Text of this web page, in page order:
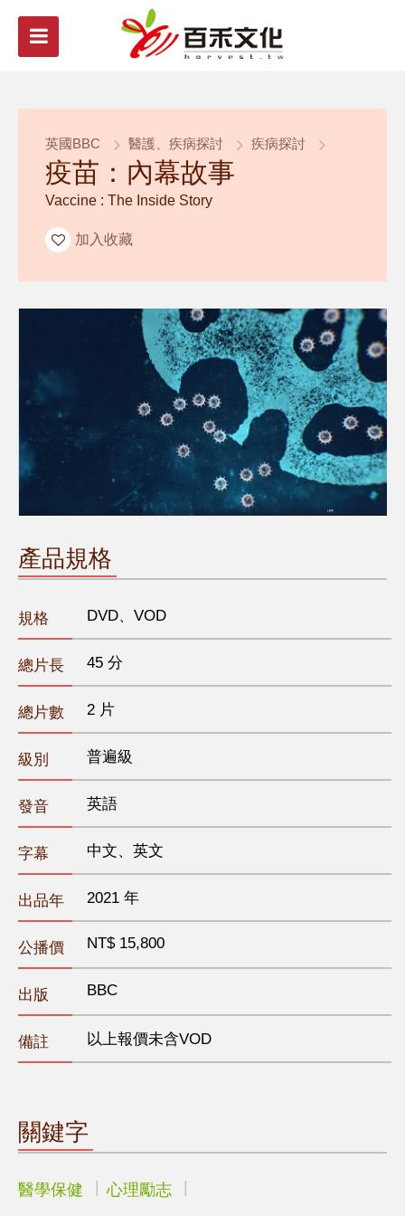
英國BBC 醫護、疾病探討 疾病探討
疫苗：內幕故事
Vaccine : The Inside Story
加入收藏
產品規格
規格 DVD、VOD
總片長 45 分
總片數 2 片
級別 普遍級
發音 英語
字幕 中文、英文
出品年 2021 年
公播價 NT$ 15,800
出版 BBC
備註 以上報價未含VOD
關鍵字
醫學保健 心理勵志